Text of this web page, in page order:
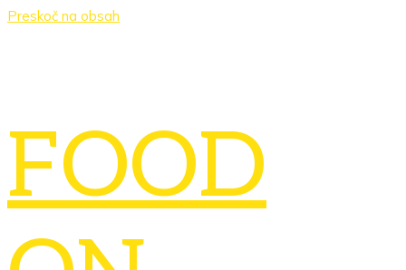
Preskoč na obsah
FOOD